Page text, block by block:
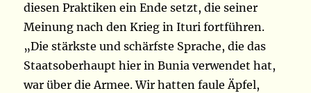
diesen Praktiken ein Ende setzt, die seiner
Meinung nach den Krieg in Ituri fortführen.
„Die stärkste und schärfste Sprache, die das
Staatsoberhaupt hier in Bunia verwendet hat,
war über die Armee. Wir hatten faule Äpfel,